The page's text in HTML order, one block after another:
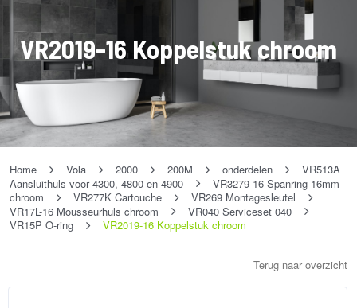
VR2019-16 Koppelstuk chroom
Home Vola 2000 200M onderdelen
VR513A
Aansluithuls voor 4300, 4800 en 4900
VR3279-16 Spanring 16mm
chroom
VR277K Cartouche
VR269 Montagesleutel
VR17L-16 Mousseurhuls chroom
VR040 Serviceset 040
VR15P O-ring
VR2019-16 Koppelstuk chroom
Terug naar overzicht